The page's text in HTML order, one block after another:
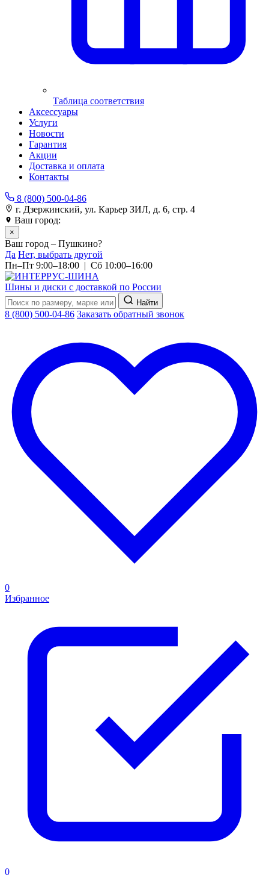
Таблица соответствия
Аксессуары
Услуги
Новости
Гарантия
Акции
Доставка и оплата
Контакты
8 (800) 500-04-86
г. Дзержинский, ул. Карьер ЗИЛ, д. 6, стр. 4
Ваш город:
×
Ваш город – Пушкино?
Да Нет, выбрать другой
Пн–Пт 9:00–18:00 | Сб 10:00–16:00
Шины и диски с доставкой по России
Найти
8 (800) 500-04-86 Заказать обратный звонок
0
Избранное
0